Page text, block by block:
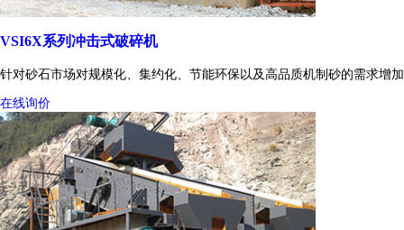
VSI6X系列冲击式破碎机
针对砂石市场对规模化、集约化、节能环保以及高品质机制砂的需求增加
在线询价